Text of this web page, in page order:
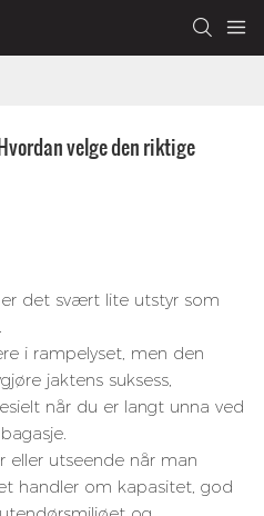
velge den riktige
det svært lite utstyr som
i rampelyset, men den
jaktens suksess,
når du er langt unna ved
utseende når man
handler om kapasitet, god